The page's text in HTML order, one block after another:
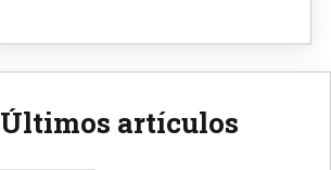
Últimos artículos